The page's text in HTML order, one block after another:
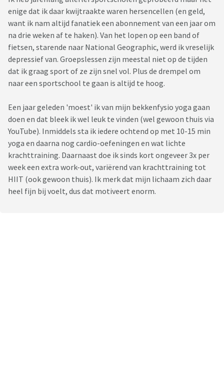
enige dat ik daar kwijtraakte waren hersencellen (en geld,
want ik nam altijd fanatiek een abonnement van een jaar om
na drie weken af te haken). Van het lopen op een band of
fietsen, starende naar National Geographic, werd ik vreselijk
depressief van. Groepslessen zijn meestal niet op de tijden
dat ik graag sport of ze zijn snel vol. Plus de drempel om
naar een sportschool te gaan is altijd te hoog.
Een jaar geleden 'moest' ik van mijn bekkenfysio yoga gaan
doen en dat bleek ik wel leuk te vinden (wel gewoon thuis via
YouTube). Inmiddels sta ik iedere ochtend op met 10-15 min
yoga en daarna nog cardio-oefeningen en wat lichte
krachttraining. Daarnaast doe ik sinds kort ongeveer 3x per
week een extra work-out, variërend van krachttraining tot
HIIT (ook gewoon thuis). Ik merk dat mijn lichaam zich daar
heel fijn bij voelt, dus dat motiveert enorm.